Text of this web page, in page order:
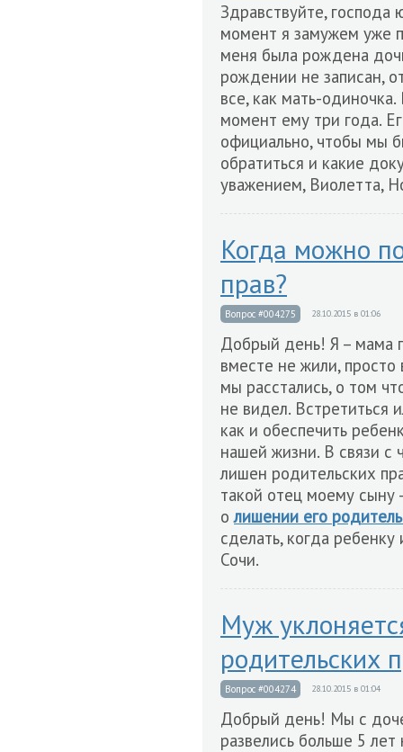
Здравствуйте,
момент я замужем уже
меня была рождена
рождении не записан,
все, как мать-
момент ему три года.
официально, чтобы мы
обратиться и какие
уважением, Виолетта,
Когда можно
прав?
Вопрос #004275 28.10.2015 в 01:06
Добрый день! Я – мама
вместе не жили, просто
мы расстались, о том
не видел. Встретиться
как и обеспечить
нашей жизни. В связи с
лишен родительских
такой отец моему сыну
олишении его
сделать, когда
Сочи.
Муж
родительских
Вопрос #004274 28.10.2015 в 01:04
Добрый день! Мы с
развелись больше 5